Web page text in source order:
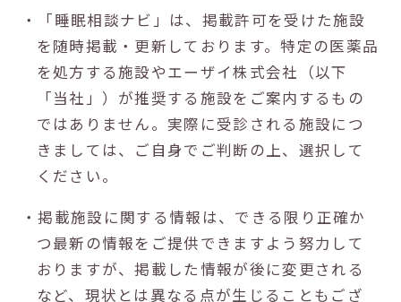
・「睡眠相談ナビ」は、掲載許可を受けた施設
を随時掲載・更新しております。特定の医薬品
を処方する施設やエーザイ株式会社（以下
「当社」）が推奨する施設をご案内するもの
ではありません。実際に受診される施設につ
きましては、ご自身でご判断の上、選択して
ください。
・掲載施設に関する情報は、できる限り正確か
つ最新の情報をご提供できますよう努力して
おりますが、掲載した情報が後に変更される
など、現状とは異なる点が生じることもござ